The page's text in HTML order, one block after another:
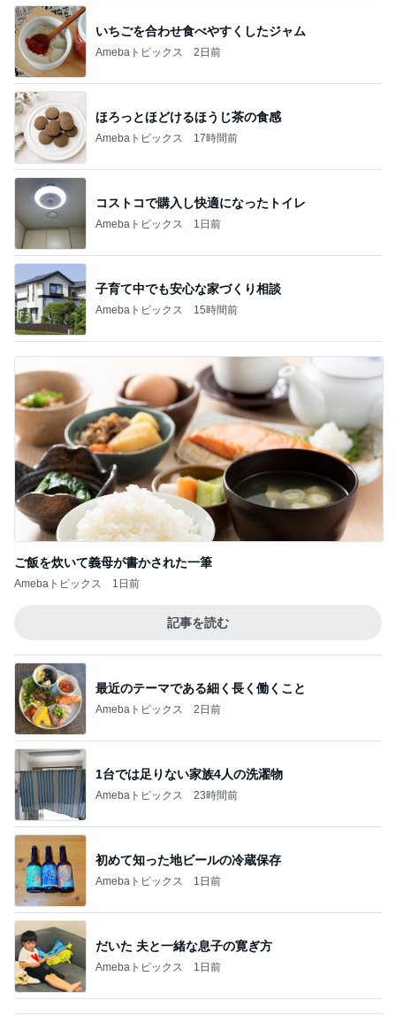
いちごを合わせ食べやすくしたジャム
Amebaトピックス 2日前
ほろっとほどけるほうじ茶の食感
Amebaトピックス 17時間前
コストコで購入し快適になったトイレ
Amebaトピックス 1日前
子育て中でも安心な家づくり相談
Amebaトピックス 15時間前
ご飯を炊いて義母が書かされた一筆
Amebaトピックス 1日前
記事を読む
最近のテーマである細く長く働くこと
Amebaトピックス 2日前
1台では足りない家族4人の洗濯物
Amebaトピックス 23時間前
初めて知った地ビールの冷蔵保存
Amebaトピックス 1日前
だいた 夫と一緒な息子の寛ぎ方
Amebaトピックス 1日前